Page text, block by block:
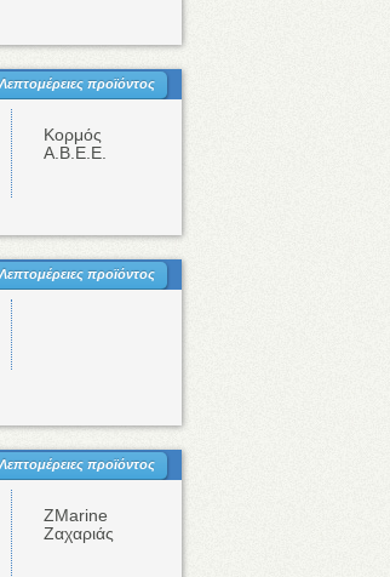
Λεπτομέρειες προϊόντος
Κορμός
Α.Β.Ε.Ε.
Λεπτομέρειες προϊόντος
Λεπτομέρειες προϊόντος
ΖΜarine
Ζαχαριάς